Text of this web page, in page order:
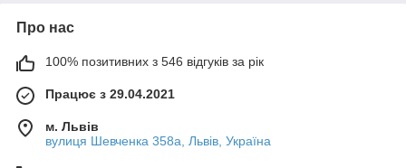
Про нас
100% позитивних з 546 відгуків за рік
Працює з 29.04.2021
м. Львів
вулиця Шевченка 358а, Львів, Україна